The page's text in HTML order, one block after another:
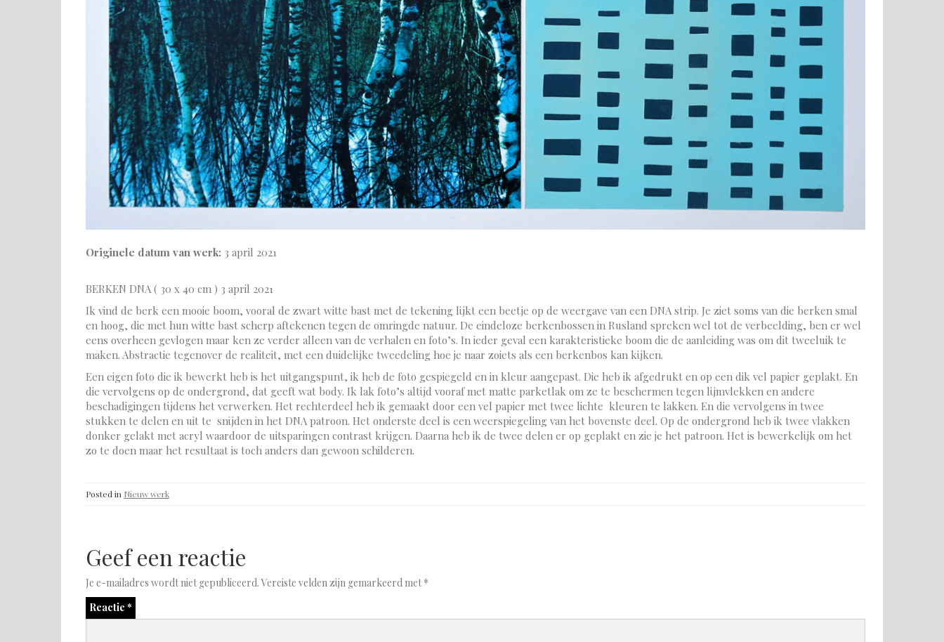
Originele datum van werk: 3 april 2021
BERKEN DNA ( 30 x 40 cm ) 3 april 2021
Ik vind de berk een mooie boom, vooral de zwart witte bast met de tekening lijkt een beetje op de weergave van een DNA strip. Je ziet soms van die berken smal
en hoog, die met hun witte bast scherp aftekenen tegen de omringde natuur. De eindeloze berkenbossen in Rusland spreken wel tot de verbeelding, ben er wel
eens overheen gevlogen maar ken ze verder alleen van de verhalen en foto’s. In ieder geval een karakteristieke boom die de aanleiding was om dit tweeluik te
maken. Abstractie tegenover de realiteit, met een duidelijke tweedeling hoe je naar zoiets als een berkenbos kan kijken.
Een eigen foto die ik bewerkt heb is het uitgangspunt, ik heb de foto gespiegeld en in kleur aangepast. Die heb ik afgedrukt en op een dik vel papier geplakt. En
die vervolgens op de ondergrond, dat geeft wat body. Ik lak foto’s altijd vooraf met matte parketlak om ze te beschermen tegen lijmvlekken en andere
beschadigingen tijdens het verwerken. Het rechterdeel heb ik gemaakt door een vel papier met twee lichte kleuren te lakken. En die vervolgens in twee
stukken te delen en uit te snijden in het DNA patroon. Het onderste deel is een weerspiegeling van het bovenste deel. Op de ondergrond heb ik twee vlakken
donker gelakt met acryl waardoor de uitsparingen contrast krijgen. Daarna heb ik de twee delen er op geplakt en zie je het patroon. Het is bewerkelijk om het
zo te doen maar het resultaat is toch anders dan gewoon schilderen.
Posted in Nieuw werk
Geef een reactie
Je e-mailadres wordt niet gepubliceerd. Vereiste velden zijn gemarkeerd met*
Reactie *